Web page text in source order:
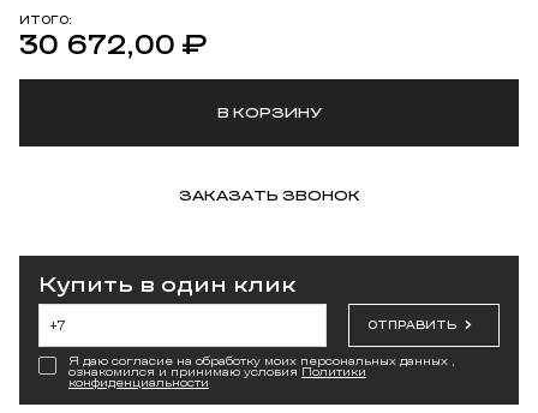
ИТОГО:
30 672,00 ₽
В КОРЗИНУ
ЗАКАЗАТЬ ЗВОНОК
Купить в один клик
ОТПРАВИТЬ
Я даю согласие на обработку моих персональных данных ,
ознакомился и принимаю условия Политики
конфиденциальности